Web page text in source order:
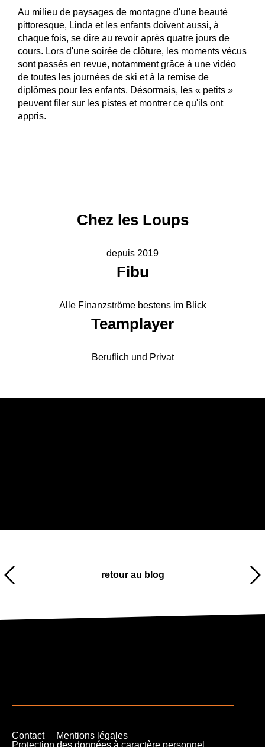
Au milieu de paysages de montagne d'une beauté
pittoresque, Linda et les enfants doivent aussi, à
chaque fois, se dire au revoir après quatre jours de
cours. Lors d'une soirée de clôture, les moments vécus
sont passés en revue, notamment grâce à une vidéo
de toutes les journées de ski et à la remise de
diplômes pour les enfants. Désormais, les « petits »
peuvent filer sur les pistes et montrer ce qu'ils ont
appris.
Chez les Loups
depuis 2019
Fibu
Alle Finanzströme bestens im Blick
Teamplayer
Beruflich und Privat
retour au blog
Contact
Mentions légales
Protection des données à caractère personnel